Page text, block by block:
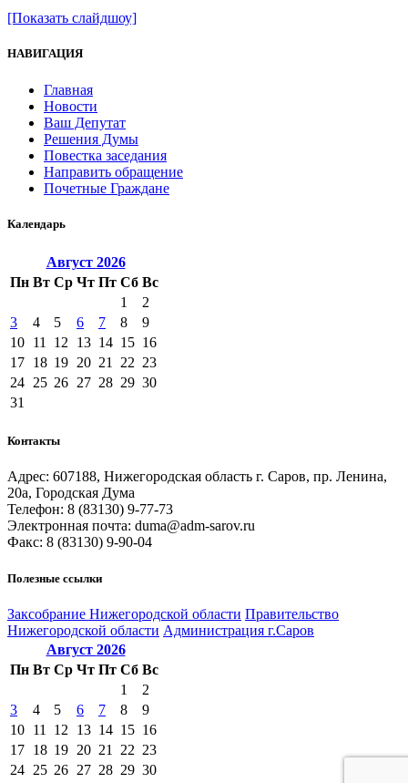
[Показать слайдшоу]
НАВИГАЦИЯ
Главная
Новости
Ваш Депутат
Решения Думы
Повестка заседания
Направить обращение
Почетные Граждане
Календарь
Август 2026
Пн Вт Ср Чт Пт Сб Вс
1
2
3
4 5 6 7 8
9
10 11 12 13 14 15 16
17 18 19 20 21 22 23
24 25 26 27 28 29 30
31
Контакты
Адрес: 607188, Нижегородская область г. Саров, пр. Ленина,
20а, Городская Дума
Телефон: 8 (83130) 9-77-73
Электронная почта: duma@adm-sarov.ru
Факс: 8 (83130) 9-90-04
Полезные ссылки
Закcобрание Нижегородской области Правительство
Нижегородской области Администрация г.Саров
Август 2026
Пн Вт Ср Чт Пт Сб Вс
1
2
3
4 5 6 7 8
9
10 11 12 13 14 15 16
17 18 19 20 21 22 23
24 25 26 27 28 29 30